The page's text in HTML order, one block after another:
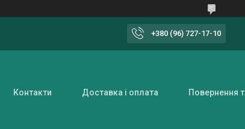
+380 (96) 727-17-10
Контакти Доставка і оплата Повернення